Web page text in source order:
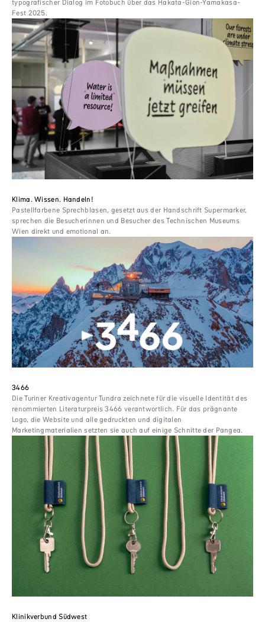
typografischer Dialog im Fotobuch über das Hakata-Gion-Yamakasa-
Fest 2025.
Klima. Wissen. Handeln!
Pastellfarbene Sprechblasen, gesetzt aus der Handschrift Supermarker,
sprechen die Besucherinnen und Besucher des Technischen Museums
Wien direkt und emotional an.
3466
Die Turiner Kreativagentur Tundra zeichnete für die visuelle Identität des
renommierten Literaturpreis 3466 verantwortlich. Für das prägnante
Logo, die Website und alle gedruckten und digitalen
Marketingmaterialien setzten sie auch auf einige Schnitte der Pangea.
Klinikverbund Südwest